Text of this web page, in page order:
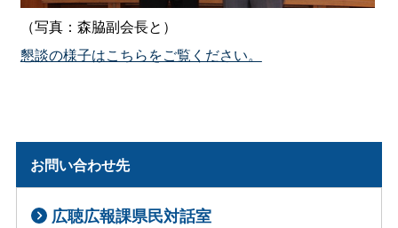
（写真：森脇副会長と）
懇談の様子はこちらをご覧ください。
お問い合わせ先
広聴広報課県民対話室